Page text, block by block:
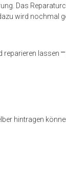
Das
dazu wird nochmal
reparieren lassen ⎻
hintragen